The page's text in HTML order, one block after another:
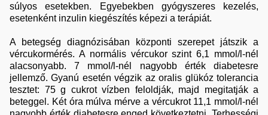
súlyos esetekben. Egyebekben gyógyszeres kezelés,
esetenként inzulin kiegészítés képezi a terápiát.
A betegség diagnózisában központi szerepet játszik a
vércukormérés. A normális vércukor szint 6,1 mmol/l-nél
alacsonyabb. 7 mmol/l-nél nagyobb érték diabetesre
jellemző. Gyanú esetén végzik az oralis glükóz tolerancia
tesztet: 75 g cukrot vízben feloldják, majd megitatják a
beteggel. Két óra múlva mérve a vércukrot 11,1 mmol/l-nél